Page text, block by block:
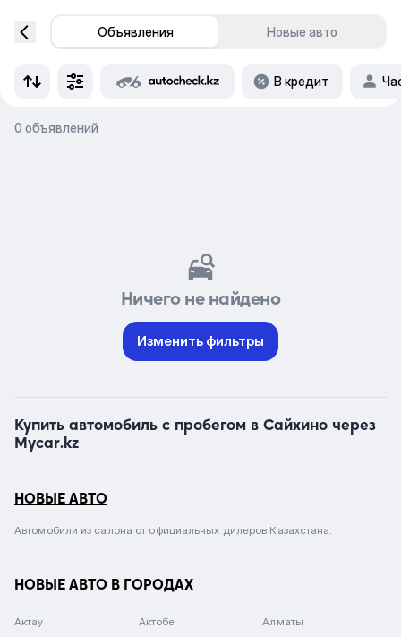
Объявления Новые авто
В кредит
0 объявлений
Ничего не найдено
Изменить фильтры
Купить автомобиль с пробегом в Сайхино через
Mycar.kz
НОВЫЕ АВТО
Автомобили из салона от официальных дилеров Казахстана.
НОВЫЕ АВТО В ГОРОДАХ
Актау Актобе Алматы